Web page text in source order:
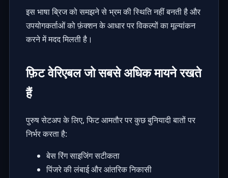
इस भाषा ब्रिज को समझने से भ्रम की स्थिति नहीं बनती है और
उपयोगकर्ताओं को फ़ंक्शन के आधार पर विकल्पों का मूल्यांकन
करने में मदद मिलती है।
फ़िट वेरिएबल जो सबसे अधिक मायने रखते
हैं
पुरुष सेटअप के लिए, फिट आमतौर पर कुछ बुनियादी बातों पर
निर्भर करता है:
बेस रिंग साइजिंग सटीकता
पिंजरे की लंबाई और आंतरिक निकासी